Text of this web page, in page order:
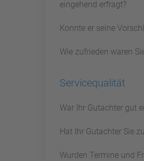
eingehend erfragt?
Konnte er seine
Wie zufrieden waren
Servicequalität
War Ihr Gutachter gut
Hat Ihr Gutachter Sie
Wurden Termine und